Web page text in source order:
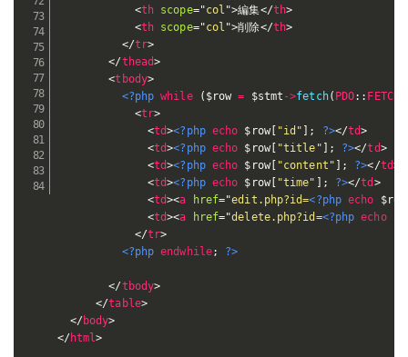
<th scope="col ">編集</th>
<th scope="col ">削除</th>
</tr>
</thead>
<tbody>
<?php while ( $row = $stmt ->fetch( PDO: :
<tr>
<td><?php echo $row[ "id" ] ; ?></td>
<td><?php echo $row[ "title" ] ; ?></td>
<td><?php echo $row[ "content" ] ; ?></td>
<td><?php echo $row[ "time" ] ; ?></td >
<td><a href="edit.php?id=<?php echo $row
<td><a href="delete.php?id=<?php echo
</tr>
<?php endwhile; ?>
</tbody>
</table>
</ body>
</ html>